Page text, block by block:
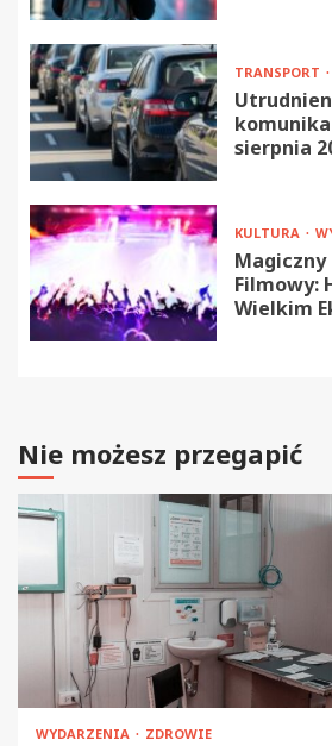
TRANSPORT
sierpnia
KULTURA
Filmowy:
Wielkim
Nie możesz przegapić
WYDARZENIA ZDROWIE